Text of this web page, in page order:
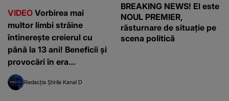
VIDEO Vorbirea mai
multor limbi străine
întinerește creierul cu
până la 13 ani! Beneficii și
provocări în era
inteligenței artificiale
Redacția Știrile Kanal D
BREAKING NEWS! El este
NOUL PREMIER,
răsturnare de situație pe
scena politică